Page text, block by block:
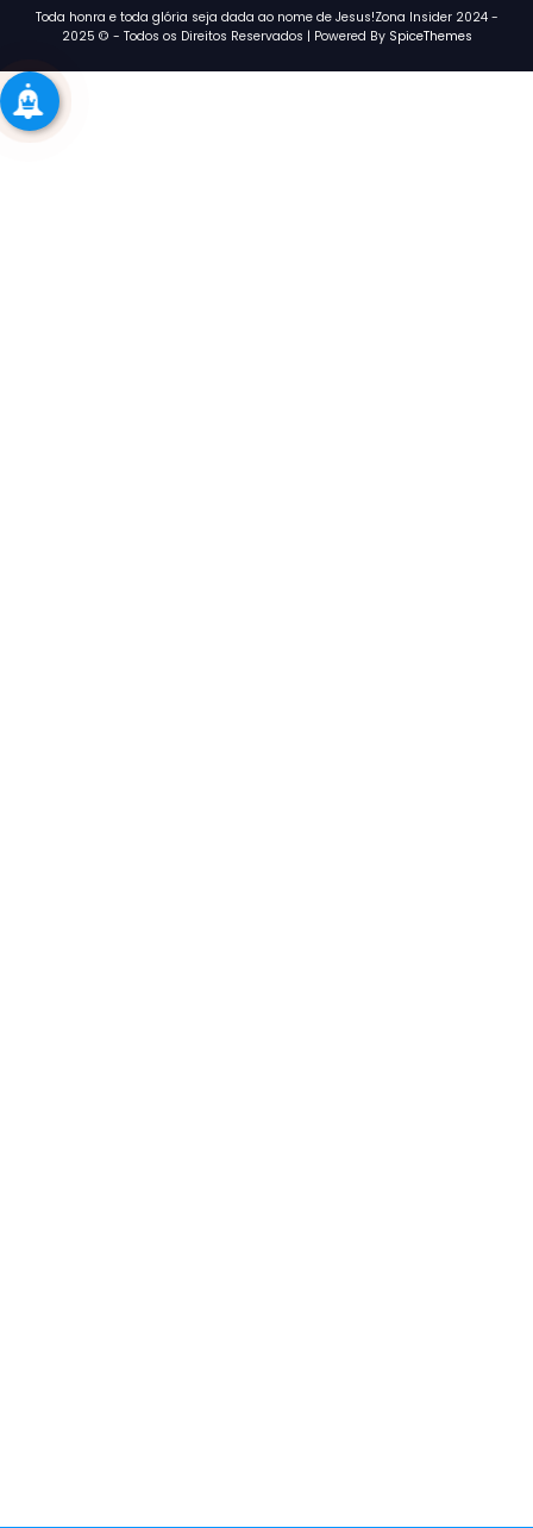
Toda honra e toda glória seja dada ao nome de Jesus!Zona Insider 2024 -
2025 © - Todos os Direitos Reservados | Powered By SpiceThemes